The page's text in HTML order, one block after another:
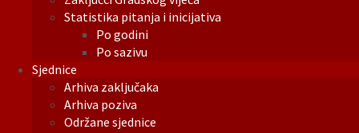
Statistika pitanja i inicijativa
Po godini
Po sazivu
Sjednice
Arhiva zaključaka
Arhiva poziva
Održane sjednice